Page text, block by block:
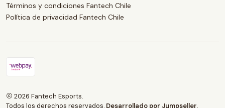
Términos y condiciones Fantech Chile
Política de privacidad Fantech Chile
2026 Fantech Esports.
Todos los derechos reservados. Desarrollado por Jumpseller.